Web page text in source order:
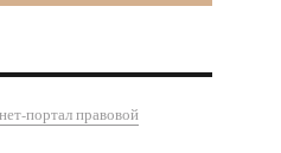
портал правовой